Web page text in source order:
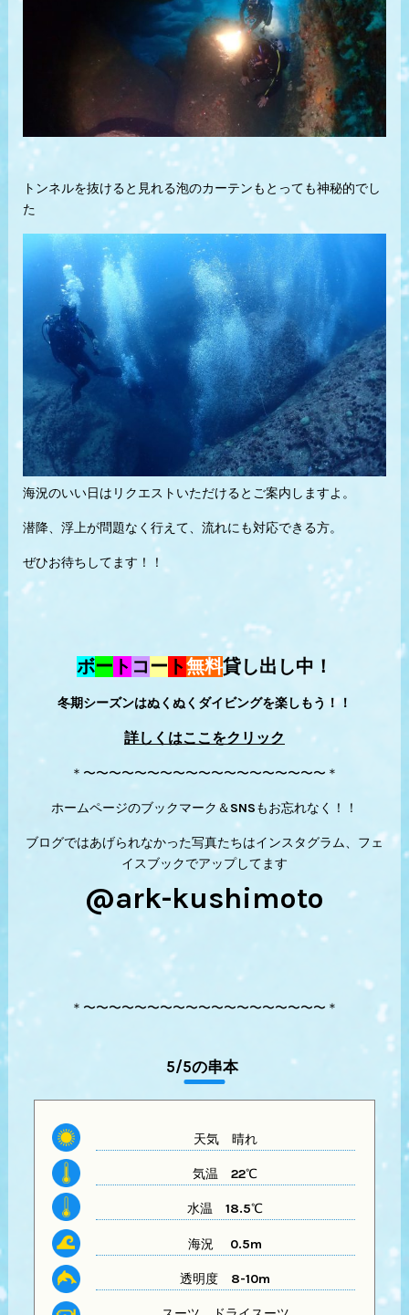
トンネルを抜けると見れる泡のカーテンもとっても神秘的でし
た
海況のいい日はリクエストいただけるとご案内しますよ。
潜降、浮上が問題なく行えて、流れにも対応できる方。
ぜひお待ちしてます！！
ボー ト コー ト無料貸し出し中！
冬期シーズンはぬくぬくダイビングを楽しもう！！
詳しくはここをクリック
＊〜〜〜〜〜〜〜〜〜〜〜〜〜〜〜〜〜〜〜＊
ホームページのブックマーク＆SNSもお忘れなく！！
ブログではあげられなかった写真たちはインスタグラム、フェ
イスブックでアップしてます
@ark-kushimoto
＊〜〜〜〜〜〜〜〜〜〜〜〜〜〜〜〜〜〜〜＊
5/5の串本
天気晴れ
気温 22℃
水温 18.5℃
海況 0.5m
透明度 8-10m